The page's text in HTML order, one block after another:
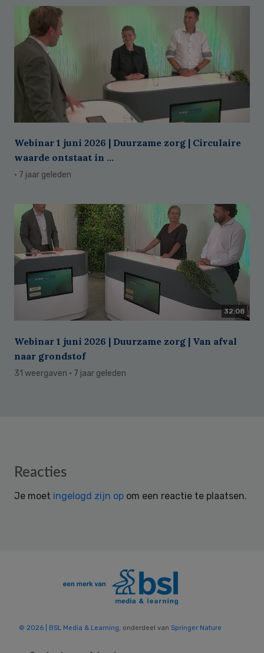
Webinar 1 juni 2026 | Duurzame zorg | Circulaire
waarde ontstaat in ...
· 7 jaar geleden
32:08
Webinar 1 juni 2026 | Duurzame zorg | Van afval
naar grondstof
31 weergaven · 7 jaar geleden
Reader
Reacties
Je moet ingelogd zijn op om een reactie te plaatsen.
© 2026 | BSL Media & Learning, onderdeel van Springer Nature